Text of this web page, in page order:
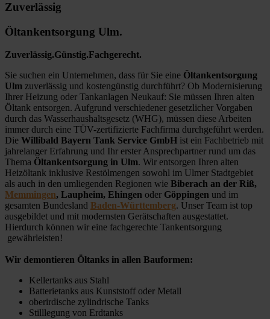
Zuverlässig
Öltankentsorgung Ulm.
Zuverlässig.Günstig.Fachgerecht.
Sie suchen ein Unternehmen, dass für Sie eine Öltankentsorgung
Ulm zuverlässig und kostengünstig durchführt? Ob Modernisierung
Ihrer Heizung oder Tankanlagen Neukauf: Sie müssen Ihren alten
Öltank entsorgen. Aufgrund verschiedener gesetzlicher Vorgaben
durch das Wasserhaushaltsgesetz (WHG), müssen diese Arbeiten
immer durch eine TÜV-zertifizierte Fachfirma durchgeführt werden.
Die Willibald Bayern Tank Service GmbH ist ein Fachbetrieb mit
jahrelanger Erfahrung und Ihr erster Ansprechpartner rund um das
Thema Öltankentsorgung in Ulm. Wir entsorgen Ihren alten
Heizöltank inklusive Restölmengen sowohl im Ulmer Stadtgebiet
als auch in den umliegenden Regionen wie Biberach an der Riß,
Memmingen, Laupheim, Ehingen oder Göppingen und im
gesamten Bundesland Baden-Württemberg. Unser Team ist top
ausgebildet und mit modernsten Gerätschaften ausgestattet.
Hierdurch können wir eine fachgerechte Tankentsorgung
gewährleisten!
Wir demontieren Öltanks in allen Bauformen:
Kellertanks aus Stahl
Batterietanks aus Kunststoff oder Metall
oberirdische zylindrische Tanks
Stilllegung von Erdtanks